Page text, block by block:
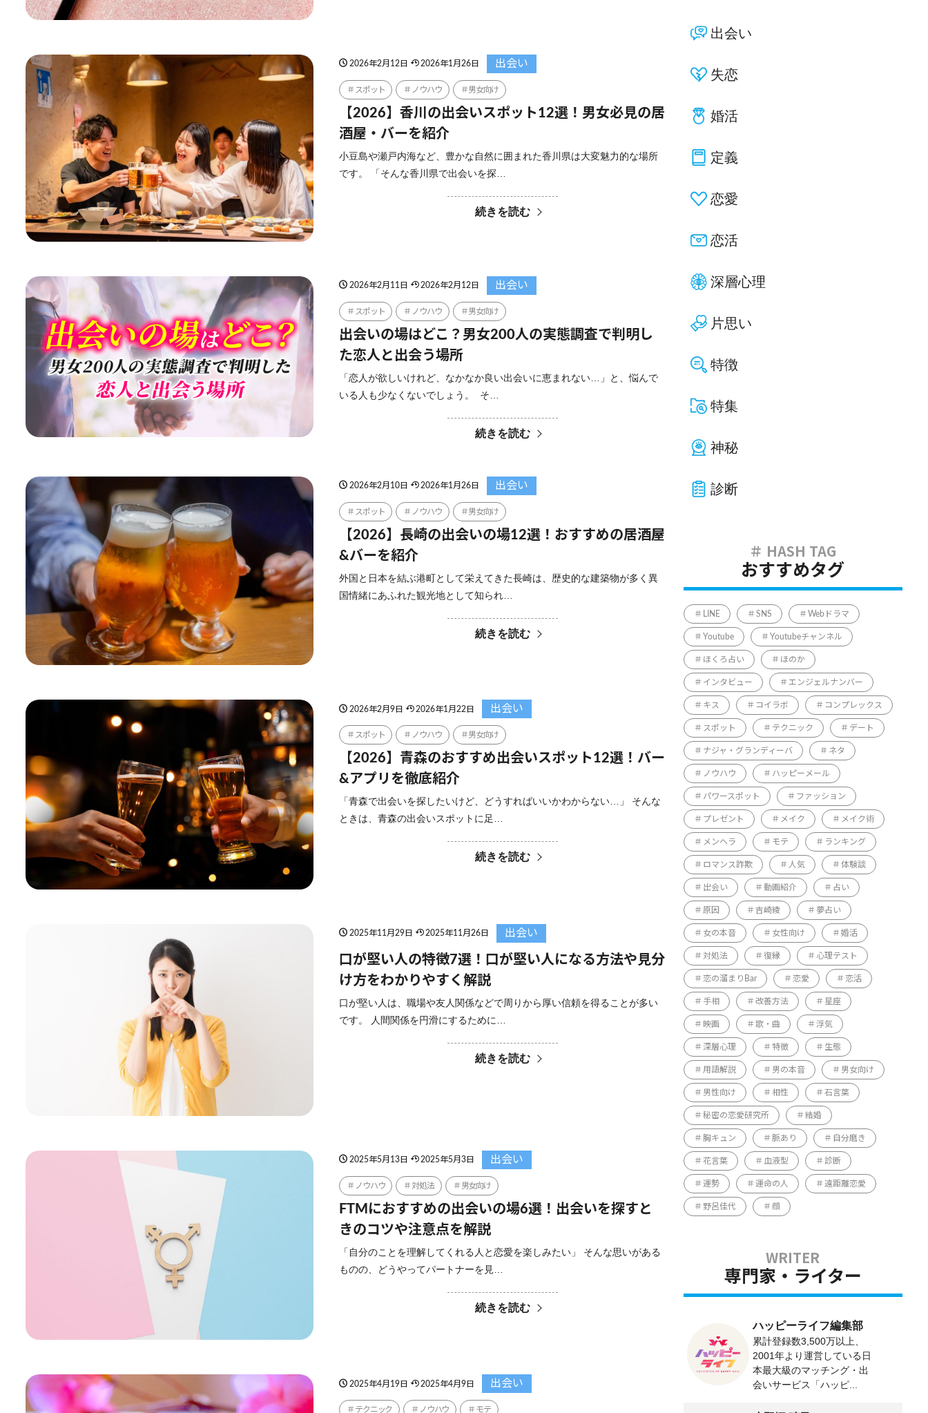
2026年2月12日 2026年1月26日 出会い
スポット ノウハウ 男女向け
【2026】香川の出会いスポット12選！男女必見の居
酒屋・バーを紹介
小豆島や瀬戸内海など、豊かな自然に囲まれた香川県は大変魅力的な場所
です。 「そんな香川県で出会いを探…
続きを読む
2026年2月11日 2026年2月12日 出会い
スポット ノウハウ 男女向け
出会いの場はどこ？男女200人の実態調査で判明し
た恋人と出会う場所
「恋人が欲しいけれど、なかなか良い出会いに恵まれない…」と、悩んで
いる人も少なくないでしょう。 そ…
続きを読む
2026年2月10日 2026年1月26日 出会い
スポット ノウハウ 男女向け
【2026】長崎の出会いの場12選！おすすめの居酒屋
&バーを紹介
外国と日本を結ぶ港町として栄えてきた長崎は、歴史的な建築物が多く異
国情緒にあふれた観光地として知られ…
続きを読む
2026年2月9日 2026年1月22日 出会い
スポット ノウハウ 男女向け
【2026】青森のおすすめ出会いスポット12選！バー
&アプリを徹底紹介
「青森で出会いを探したいけど、どうすればいいかわからない…」 そんな
ときは、青森の出会いスポットに足…
続きを読む
2025年11月29日 2025年11月26日 出会い
口が堅い人の特徴7選！口が堅い人になる方法や見分
け方をわかりやすく解説
口が堅い人は、職場や友人関係などで周りから厚い信頼を得ることが多い
です。 人間関係を円滑にするために…
続きを読む
2025年5月13日 2025年5月3日 出会い
ノウハウ 対処法 男女向け
FTMにおすすめの出会いの場6選！出会いを探すと
きのコツや注意点を解説
「自分のことを理解してくれる人と恋愛を楽しみたい」 そんな思いがある
ものの、どうやってパートナーを見…
続きを読む
2025年4月19日 2025年4月9日 出会い
テクニック ノウハウ モテ
出会い
失恋
婚活
定義
恋愛
恋活
深層心理
片思い
特徴
特集
神秘
診断
おすすめタグ
LINE SNS Webドラマ
Youtube Youtubeチャンネル
ほくろ占い ほのか
インタビュー エンジェルナンバー
キス コイラボ コンプレックス
スポット テクニック デート
ナジャ・グランディーバ ネタ
ノウハウ ハッピーメール
パワースポット ファッション
プレゼント メイク メイク術
メンヘラ モテ ランキング
ロマンス詐欺 人気 体験談
出会い 動画紹介 占い
原因 吉崎綾 夢占い
女の本音 女性向け 婚活
対処法 復縁 心理テスト
恋の溜まりBar 恋愛 恋活
手相 改善方法 星座
映画 歌・曲 浮気
深層心理 特徴 生態
用語解説 男の本音 男女向け
男性向け 相性 石言葉
秘密の恋愛研究所 結婚
胸キュン 脈あり 自分磨き
花言葉 血液型 診断
運勢 運命の人 遠距離恋愛
野呂佳代 顔
専門家・ライター
ハッピーライフ編集部
累計登録数3,500万以上、
2001年より運営している日
本最大級のマッチング・出
会いサービス「ハッピ...